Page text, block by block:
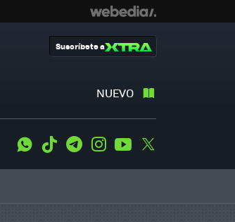
NUEVO
Suscríbete a
WhatsApp
Tiktok TelegramInstagramYoutube